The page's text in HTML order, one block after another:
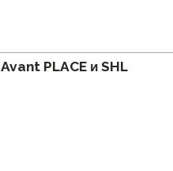
Avant PLACE и SHL